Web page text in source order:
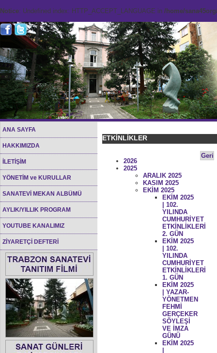
Notice: Undefined index: HTTP_ACCEPT_LANGUAGE in /home/
ANA SAYFA
HAKKIMIZDA
İLETİŞİM
YÖNETİM ve KURULLAR
SANATEVİ MEKAN ALBÜMÜ
AYLIK/YILLIK PROGRAM
YOUTUBE KANALIMIZ
ZİYARETÇİ DEFTERİ
ETKİNLİKLER
Geri
2026
2025
ARALIK 2025
KASIM 2025
EKİM 2025
EKİM 2025
| 102.
YILINDA
CUMHURİYET
ETKİNLİKLERİ
2. GÜN
EKİM 2025
| 102.
YILINDA
CUMHURİYET
ETKİNLİKLERİ
1. GÜN
EKİM 2025
| YAZAR-
YÖNETMEN
FEHMİ
GERÇEKER
SÖYLEŞİ
VE İMZA
GÜNÜ
EKİM 2025